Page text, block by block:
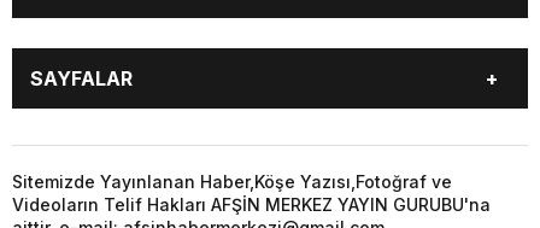
EĞİTİM
EKONOMİ
GÜNCEL
SİYASET
YEREL HABERLER
KÜNYE
…
3. SAYFA
KÜLTÜR
SAYFALAR
GÜNCEL
ÖZEL HABER
SİYASET
YEREL HABERLER
Sitemizde Yayınlanan Haber,Köşe Yazısı,Fotoğraf ve
Videoların Telif Hakları AFŞİN MERKEZ YAYIN GURUBU'na